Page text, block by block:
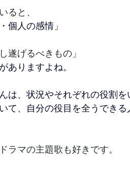
ると、
個人の感情」
遂げるべきもの」
ありますよね。
は、状況やそれぞれの役割を
て、自分の役目を全うできる
ラマの主題歌も好きです。